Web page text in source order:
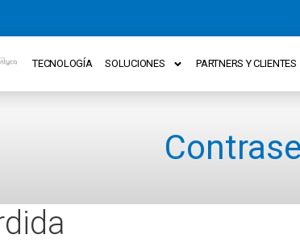
TECNOLOGÍA SOLUCIONES PARTNERS Y CLIENTES